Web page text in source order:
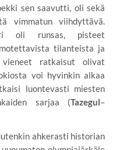
sen saavutti, oli sekä
vimmatun viihdyttävä.
oli runsas, pisteet
tilanteista ja
ratkaisut olivat
voi hyvinkin alkaa
luontevasti miesten
sarjaa (Tazegul–
ahkerasti historian